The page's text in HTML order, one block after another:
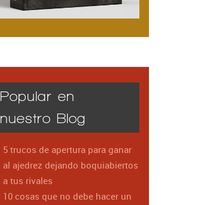
Popular en
nuestro Blog
5 trucos de apertura para ganar
al ajedrez dejando boquiabiertos
a tus rivales
10 cosas que no debe hacer un